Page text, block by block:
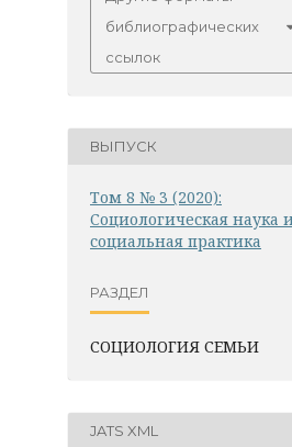
библиографических
ссылок
ВЫПУСК
Том 8 № 3 (2020):
Социологическая наука
социальная практика
РАЗДЕЛ
СОЦИОЛОГИЯ СЕМЬИ
JATS XML